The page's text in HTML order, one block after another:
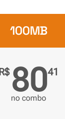
do
100MB
R$ 8041
no combo